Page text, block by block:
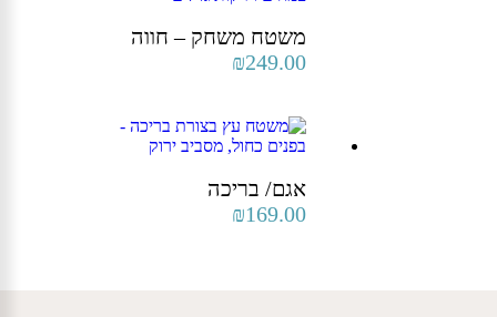
משטח משחק – חווה
₪249.00
אגם/ בריכה
₪169.00